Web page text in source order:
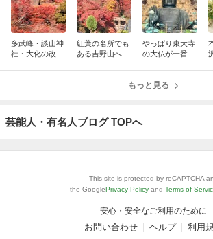
多武峰・談山神
社・大化の改新
紅葉の名所でも
ある吉野山へ行
やっぱり東大寺
の大仏が一番！
3
もっと見る
芸能人・有名人ブログ TOPへ
This site is protected by reCAPTCHA
the GooglePrivacy Policy and Terms of
安心・安全なご利用のために
お問い合わせ ヘルプ 利用